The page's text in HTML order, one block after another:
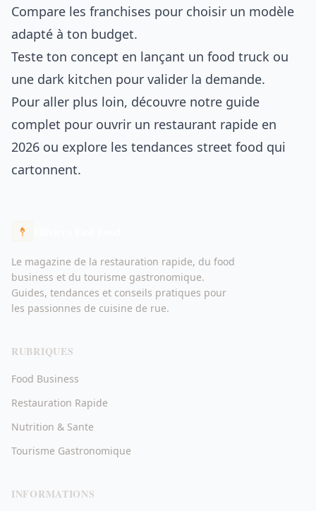
Compare les franchises pour choisir un modèle
adapté à ton budget.
Teste ton concept en lançant un food truck ou
une dark kitchen pour valider la demande.
Pour aller plus loin, découvre notre guide
complet pour ouvrir un restaurant rapide en
2026 ou explore les tendances street food qui
cartonnent.
Le magazine de la restauration rapide, du food
business et du tourisme gastronomique.
Guides, tendances et conseils pratiques pour
les passionnes de cuisine de rue.
RUBRIQUES
Food Business
Restauration Rapide
Nutrition & Sante
Tourisme Gastronomique
INFORMATIONS